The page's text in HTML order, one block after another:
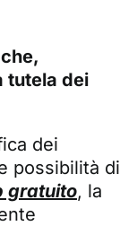
tutela dei
dei
possibilità di
gratuito, la